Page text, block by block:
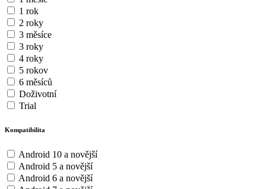
1 rok
2 roky
3 měsíce
3 roky
4 roky
5 rokov
6 měsíců
Doživotní
Trial
Kompatibilita
Android 10 a novější
Android 5 a novější
Android 6 a novější